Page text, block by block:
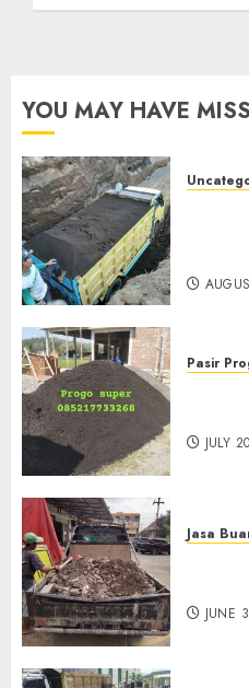
YOU MAY HAVE
Pasir
JULY
Jasa
JUNE